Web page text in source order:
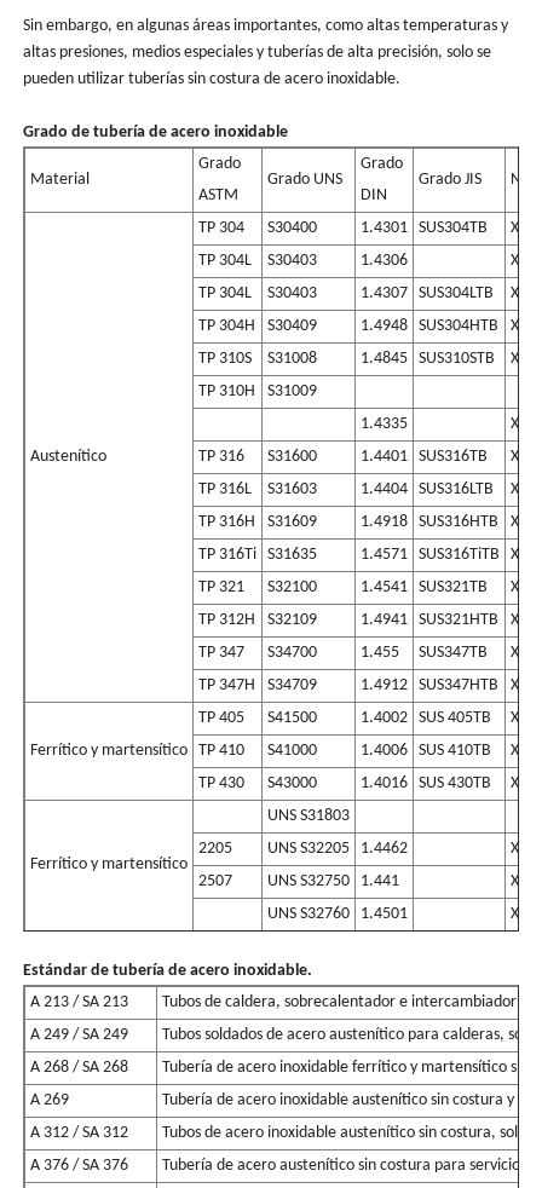
Sin embargo, en algunas áreas importantes, como altas temperaturas y
altas presiones, medios especiales y tuberías de alta precisión, solo se
pueden utilizar tuberías sin costura de acero inoxidable.
Grado de tubería de acero inoxidable
Material
Grado
ASTM
Grado UNS
Grado
DIN
Grado JIS
Austenítico
TP 304 S30400 1.4301 SUS304TB
TP 304L
S30403 1.4306
TP 304L
S30403 1.4307 SUS304LTB
TP 304H
S30409 1.4948 SUS304HTB
TP 310S
S31008 1.4845 SUS310STB
TP 310H
S31009
1.4335
TP 316
S31600 1.4401 SUS316TB
TP 316L
S31603 1.4404 SUS316LTB
TP 316H
S31609 1.4918 SUS316HTB
TP 316Ti
S31635 1.4571 SUS316TiTB
TP 321
S32100 1.4541 SUS321TB
TP 312H
S32109 1.4941 SUS321HTB
TP 347
S34700 1.455 SUS347TB
TP 347H
S34709 1.4912 SUS347HTB
Ferrítico y martensítico
TP 405 S41500 1.4002 SUS 405TB
TP 410
S41000 1.4006 SUS 410TB
TP 430
S43000 1.4016 SUS 430TB
Ferrítico y martensítico
UNS S31803
2205
UNS S32205 1.4462
2507
UNS S32750 1.441
UNS S32760
1.4501
Estándar de tubería de acero inoxidable.
A 213 / SA 213
Tubos de caldera, sobrecalentador e intercambiador
A 249 / SA 249
Tubos soldados de acero austenítico para calderas,
A 268 / SA 268
Tubería de acero inoxidable ferrítico y martensítico sin
A 269
Tubería de acero inoxidable austenítico sin costura y
A 312 / SA 312
Tubos de acero inoxidable austenítico sin costura,
A 376 / SA 376
Tubería de acero austenítico sin costura para servicio